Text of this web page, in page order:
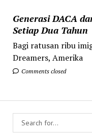
Generasi DACA
Setiap Dua Tahun
Bagi ratusan ribu
Dreamers, Amerika
Comments closed